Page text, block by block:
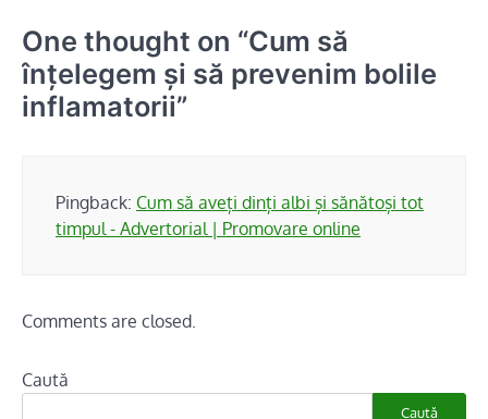
One thought on “Cum să
înțelegem și să prevenim bolile
inflamatorii”
Pingback: Cum să aveți dinți albi și sănătoși tot
timpul - Advertorial | Promovare online
Comments are closed.
Caută
Caută